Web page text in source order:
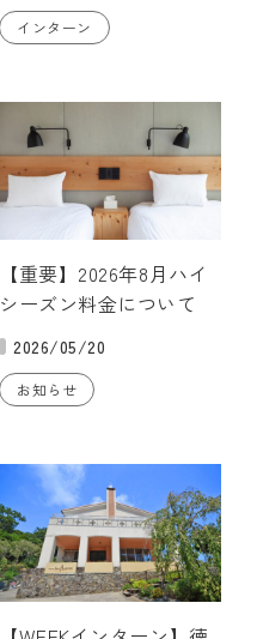
インターン
【重要】2026年8月ハイ
シーズン料金について
2026/05/20
お知らせ